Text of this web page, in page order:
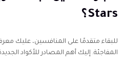
Stars؟
للبقاء متقدمًا على المنافسين، عليك
المفاجئة. إليك أهم المصادر للأكواد